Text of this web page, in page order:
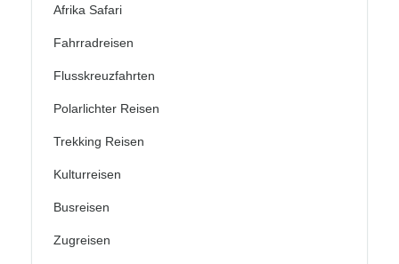
Afrika Safari
Fahrradreisen
Flusskreuzfahrten
Polarlichter Reisen
Trekking Reisen
Kulturreisen
Busreisen
Zugreisen